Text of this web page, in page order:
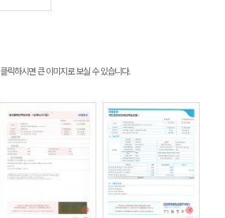
클릭하시면 큰 이미지로 보실 수 있습니다.